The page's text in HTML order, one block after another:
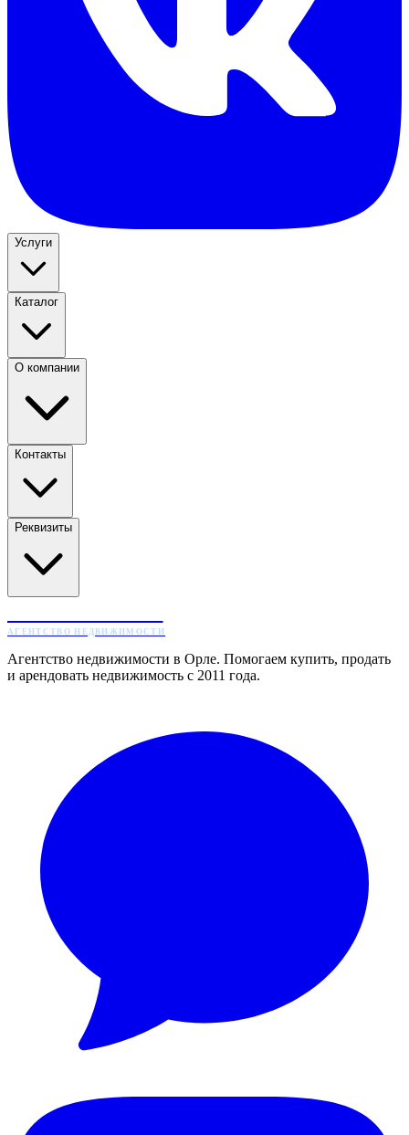
Услуги
Каталог
О компании
Контакты
Реквизиты
АГЕНТСТВО НЕДВИЖИМОСТИ
Агентство недвижимости в Орле. Помогаем купить, продать
и арендовать недвижимость с 2011 года.